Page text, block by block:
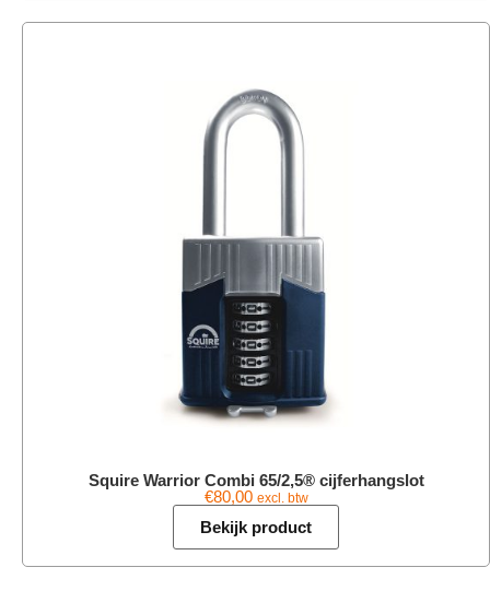
Squire Warrior Combi 65/2,5® cijferhangslot
€80,00 excl. btw
Bekijk product